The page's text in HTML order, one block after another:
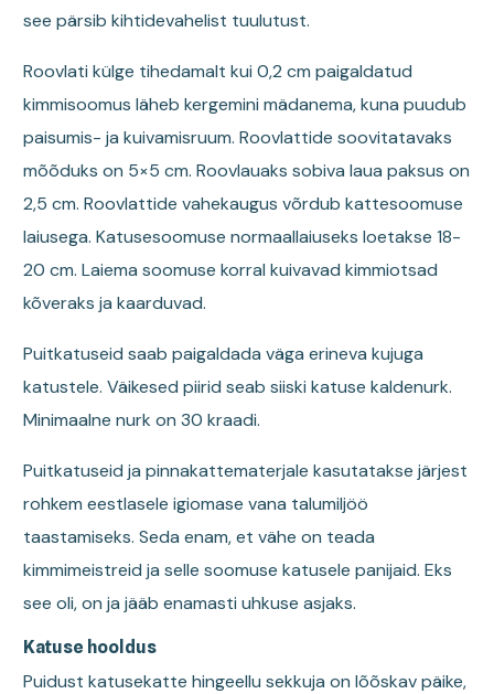
see pärsib kihtidevahelist tuulutust.
Roovlati külge tihedamalt kui 0,2 cm paigaldatud
kimmisoomus läheb kergemini mädanema, kuna puudub
paisumis- ja kuivamisruum. Roovlattide soovitatavaks
mõõduks on 5×5 cm. Roovlauaks sobiva laua paksus on
2,5 cm. Roovlattide vahekaugus võrdub kattesoomuse
laiusega. Katusesoomuse normaallaiuseks loetakse 18-
20 cm. Laiema soomuse korral kuivavad kimmiotsad
kõveraks ja kaarduvad.
Puitkatuseid saab paigaldada väga erineva kujuga
katustele. Väikesed piirid seab siiski katuse kaldenurk.
Minimaalne nurk on 30 kraadi.
Puitkatuseid ja pinnakattematerjale kasutatakse järjest
rohkem eestlasele igiomase vana talumiljöö
taastamiseks. Seda enam, et vähe on teada
kimmimeistreid ja selle soomuse katusele panijaid. Eks
see oli, on ja jääb enamasti uhkuse asjaks.
Katuse hooldus
Puidust katusekatte hingeellu sekkuja on lõõskav päike,